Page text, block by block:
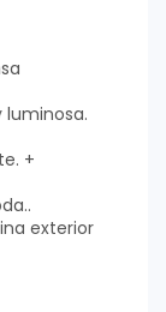
exterior